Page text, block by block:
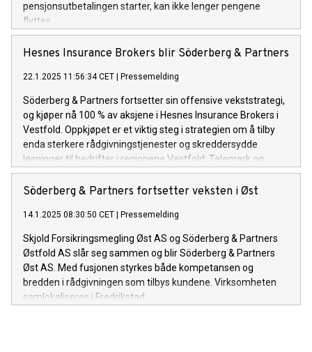
pensjonsutbetalingen starter, kan ikke lenger pengene
flyttes.
Hesnes Insurance Brokers blir Söderberg & Partners
22.1.2025 11:56:34 CET Pressemelding
Söderberg & Partners fortsetter sin offensive vekststrategi,
og kjøper nå 100 % av aksjene i Hesnes Insurance Brokers i
Vestfold. Oppkjøpet er et viktig steg i strategien om å tilby
enda sterkere rådgivningstjenester og skreddersydde
løsninger til bedrifter i regionene Vestfold, Telemark og
Buskerud.
Söderberg & Partners fortsetter veksten i Øst
14.1.2025 08:30:50 CET Pressemelding
Skjold Forsikringsmegling Øst AS og Söderberg & Partners
Østfold AS slår seg sammen og blir Söderberg & Partners
Øst AS. Med fusjonen styrkes både kompetansen og
bredden i rådgivningen som tilbys kundene. Virksomheten
samlokaliseres i Fredrikstad.